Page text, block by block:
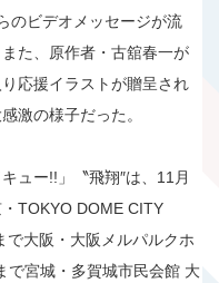
のビデオメッセージが流
た、原作者・古舘春一が
応援イラストが贈呈され
激の様子だった。
ュー!!」〝飛翔″は、11月
TOKYO DOME CITY
大阪・大阪メルパルクホ
で宮城・多賀城市民会館 大